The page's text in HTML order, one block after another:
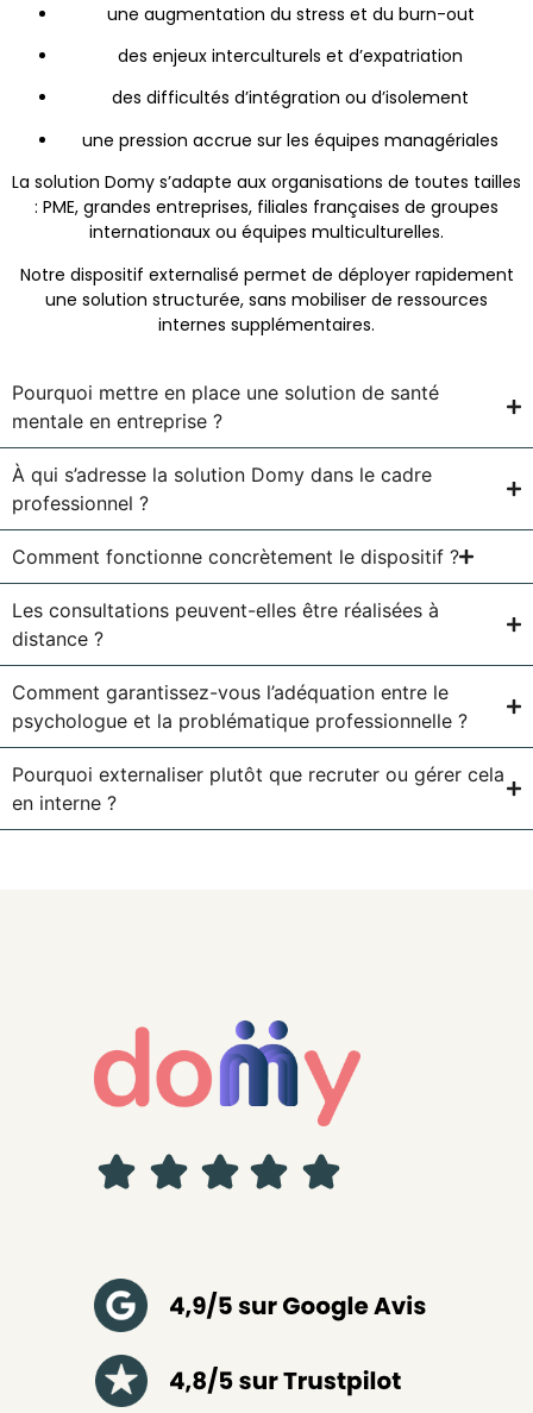
une augmentation du stress et du burn-out
des enjeux interculturels et d’expatriation
des difficultés d’intégration ou d’isolement
une pression accrue sur les équipes managériales
La solution Domy s’adapte aux organisations de toutes tailles
: PME, grandes entreprises, filiales françaises de groupes
internationaux ou équipes multiculturelles.
Notre dispositif externalisé permet de déployer rapidement
une solution structurée, sans mobiliser de ressources
internes supplémentaires.
Pourquoi mettre en place une solution de santé
mentale en entreprise ?
À qui s’adresse la solution Domy dans le cadre
professionnel ?
Comment fonctionne concrètement le dispositif ?
Les consultations peuvent-elles être réalisées à
distance ?
Comment garantissez-vous l’adéquation entre le
psychologue et la problématique professionnelle ?
Pourquoi externaliser plutôt que recruter ou gérer cela
en interne ?